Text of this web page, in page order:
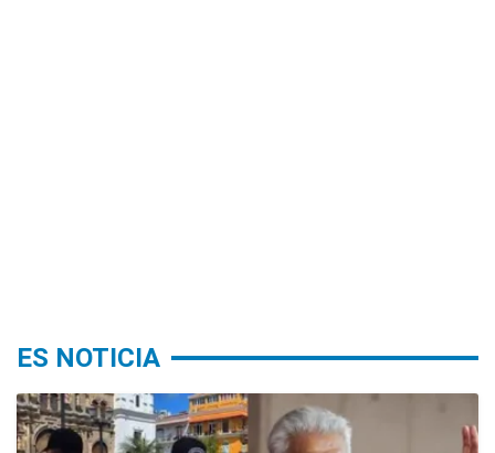
ES NOTICIA